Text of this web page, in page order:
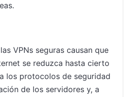
VPNs seguras causan que
se reduzca hasta cierto
los protocolos de seguridad
de los servidores y, a